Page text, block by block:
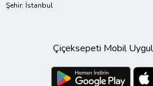
Şehir: İstanbul
Çiçeksepeti Mobil